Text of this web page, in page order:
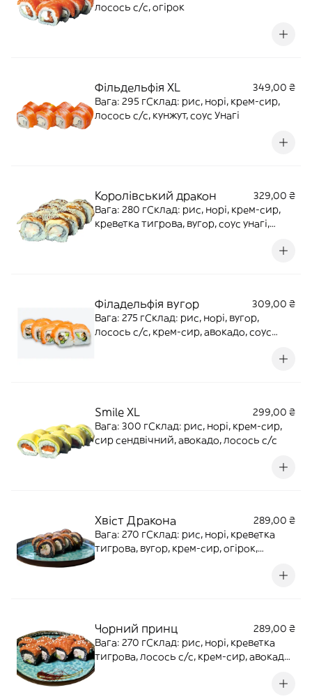
лосось с/с, огірок
Фільдельфія XL
349,00 ₴
Вага: 295 гСклад: рис, норі, крем-сир,
лосось с/с, кунжут, соус Унагі
Королівський дракон
329,00 ₴
Вага: 280 гСклад: рис, норі, крем-сир,
креветка тигрова, вугор, соус унагі,
Філадельфія вугор
309,00 ₴
Вага: 275 гСклад: рис, норі, вугор,
лосось с/с, крем-сир, авокадо, соус
Smile XL
299,00 ₴
Вага: 300 гСклад: рис, норі, крем-сир,
сир сендвічний, авокадо, лосось с/с
Хвіст Дракона
289,00 ₴
Вага: 270 гСклад: рис, норі, креветка
тигрова, вугор, крем-сир, огірок,
Чорний принц
289,00 ₴
Вага: 270 гСклад: рис, норі, креветка
тигрова, лосось с/с, крем-сир, авокадо,